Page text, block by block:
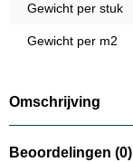
Gewicht per stuk
Gewicht per m2
Omschrijving
Beoordelingen (0)